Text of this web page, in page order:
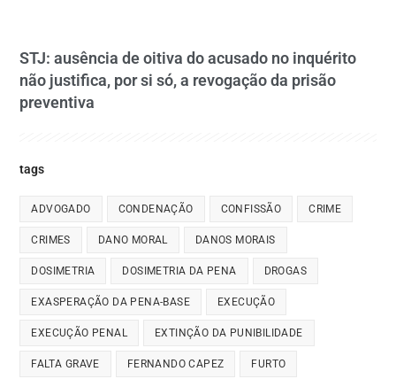
STJ: ausência de oitiva do acusado no inquérito
não justifica, por si só, a revogação da prisão
preventiva
tags
ADVOGADO CONDENAÇÃO CONFISSÃO CRIME
CRIMES DANO MORAL DANOS MORAIS
DOSIMETRIA DOSIMETRIA DA PENA DROGAS
EXASPERAÇÃO DA PENA-BASE EXECUÇÃO
EXECUÇÃO PENAL EXTINÇÃO DA PUNIBILIDADE
FALTA GRAVE FERNANDO CAPEZ FURTO